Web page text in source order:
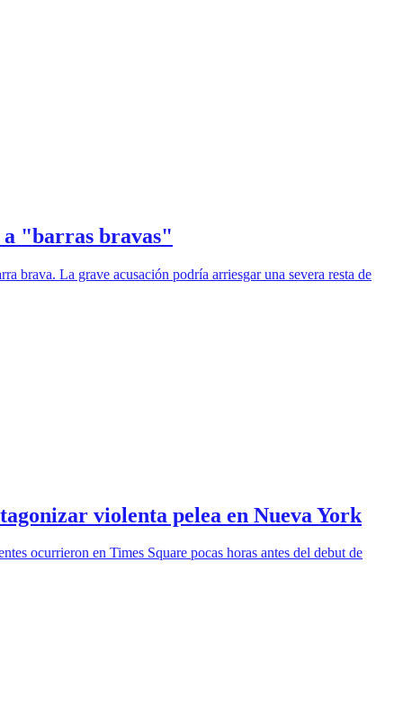
a "barras bravas"
brava. La grave acusación podría arriesgar una severa resta de
violenta pelea en Nueva York
ocurrieron en Times Square pocas horas antes del debut de